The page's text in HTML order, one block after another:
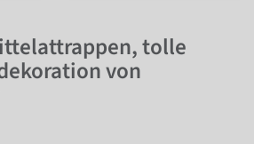
tolle
von